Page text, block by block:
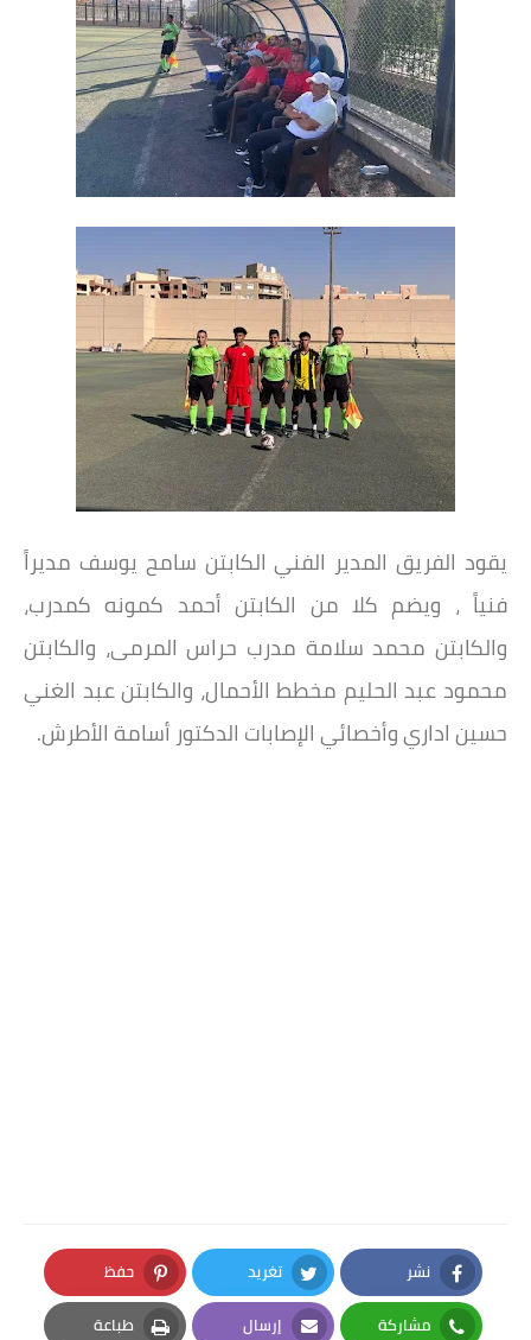
يقود الفريق المدير الفني الكابتن سامح يوسف مديراً
فنياً ، ويضم كلا من الكابتن أحمد كمونه كمدرب،
والكابتن محمد سلامة مدرب حراس المرمى، والكابتن
محمود عبد الحليم مخطط الأحمال، والكابتن عبد الغني
حسين اداري وأخصائي الإصابات الدكتور أسامة الأطرش.
نشر
Facebook
تغريد
Twitter
حفظ
Pinterest
مشاركة إرسال طباعة